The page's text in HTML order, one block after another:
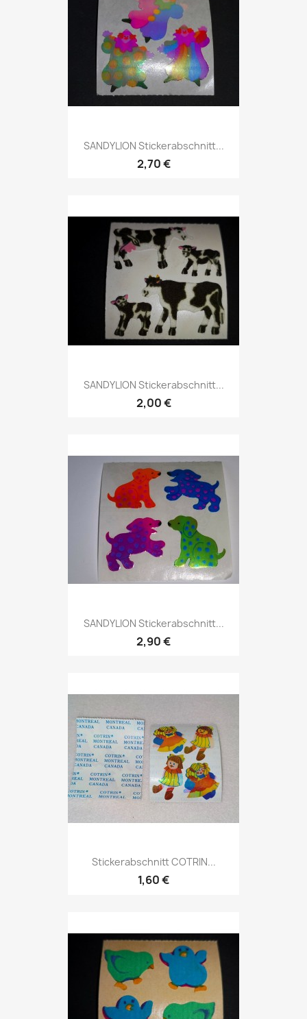
SANDYLION Stickerabschnitt...
2,70 €
SANDYLION Stickerabschnitt...
2,00 €
SANDYLION Stickerabschnitt...
2,90 €
Stickerabschnitt COTRIN...
1,60 €